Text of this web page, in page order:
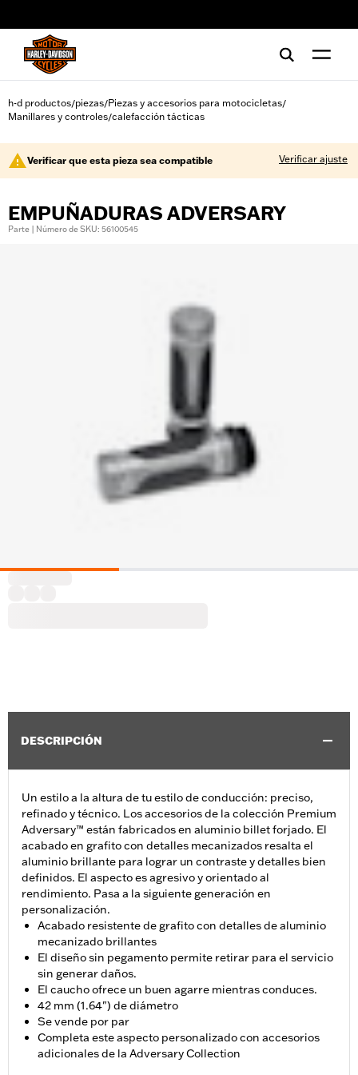
h-d productos/piezas/Piezas y accesorios para motocicletas/
Manillares y controles/calefacción tácticas
Verificar que esta pieza sea compatible Verificar ajuste
EMPUÑADURAS ADVERSARY
Parte | Número de SKU: 56100545
DESCRIPCIÓN
Un estilo a la altura de tu estilo de conducción: preciso,
refinado y técnico. Los accesorios de la colección Premium
Adversary™ están fabricados en aluminio billet forjado. El
acabado en grafito con detalles mecanizados resalta el
aluminio brillante para lograr un contraste y detalles bien
definidos. El aspecto es agresivo y orientado al
rendimiento. Pasa a la siguiente generación en
personalización.
Acabado resistente de grafito con detalles de aluminio
mecanizado brillantes
El diseño sin pegamento permite retirar para el servicio
sin generar daños.
El caucho ofrece un buen agarre mientras conduces.
42 mm (1.64") de diámetro
Se vende por par
Completa este aspecto personalizado con accesorios
adicionales de la Adversary Collection